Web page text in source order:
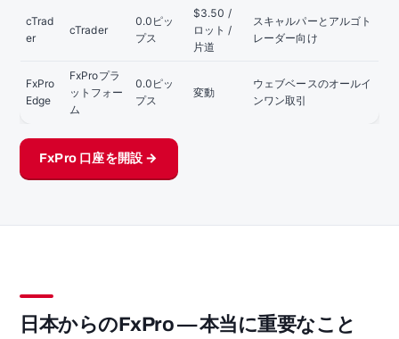
cTrad
er
cTrader
0.0ピッ
プス
$3.50 /
ロット /
片道
スキャルパーとアルゴト
レーダー向け
FxPro
Edge
FxProプラ
ットフォー
ム
0.0ピッ
プス
変動
ウェブベースのオールイ
ンワン取引
FxPro 口座を開設 →
日本からのFxPro — 本当に重要なこと